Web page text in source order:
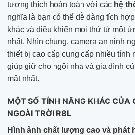
tương thích hoàn toàn với các hệ
nghĩa là bạn có thể dễ dàng tích
khác và điều khiển mọi thứ từ một
nhất. Nhìn chung, camera an ninh
thiết bị cao cấp cung cấp nhiều tính
giúp giữ cho ngôi nhà và gia đình
mật nhất.
MỘT SỐ TÍNH NĂNG KHÁC CỦA
NGOÀI TRỜI R8L
Hình ảnh chất lượng cao và phát